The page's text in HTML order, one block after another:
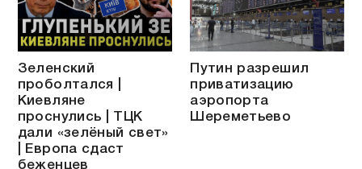
Зеленский
проболтался |
Киевляне
проснулись | ТЦК
дали «зелёный свет»
| Европа сдаст
беженцев
Путин разрешил
приватизацию
аэропорта
Шереметьево